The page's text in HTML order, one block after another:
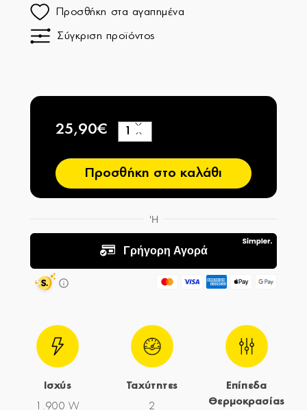
Προσθήκη στα αγαπημένα
Σύγκριση προϊόντος
25,90€
−
+
Προσθήκη στο καλάθι
Ισχύς
1.900 W
Ταχύτητες
2
Επίπεδα
Θερμοκρασίας